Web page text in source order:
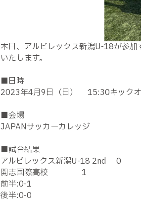
本日、アルビレックス新潟U-18が参
いたします。
■日時
2023年4月9日（日） 15:30キック
■会場
JAPANサッカーカレッジ
■試合結果
アルビレックス新潟U-18 2nd 0
開志国際高校 1
前半:0-1
後半:0-0